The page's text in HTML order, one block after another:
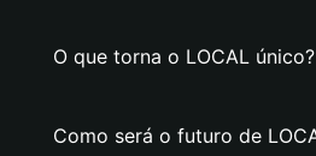
O que torna o LOCAL único?
Como será o futuro de